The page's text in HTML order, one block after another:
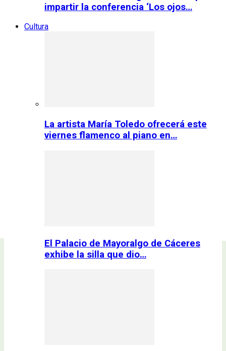
impartir la conferencia ‘Los ojos…
Cultura
La artista María Toledo ofrecerá este
viernes flamenco al piano en…
El Palacio de Mayoralgo de Cáceres
exhibe la silla que dio…